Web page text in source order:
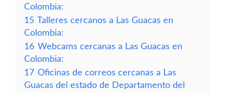
Colombia:
15 Talleres cercanos a Las Guacas en
Colombia:
16 Webcams cercanas a Las Guacas en
Colombia:
17 Oficinas de correos cercanas a Las
Guacas del estado de Departamento del